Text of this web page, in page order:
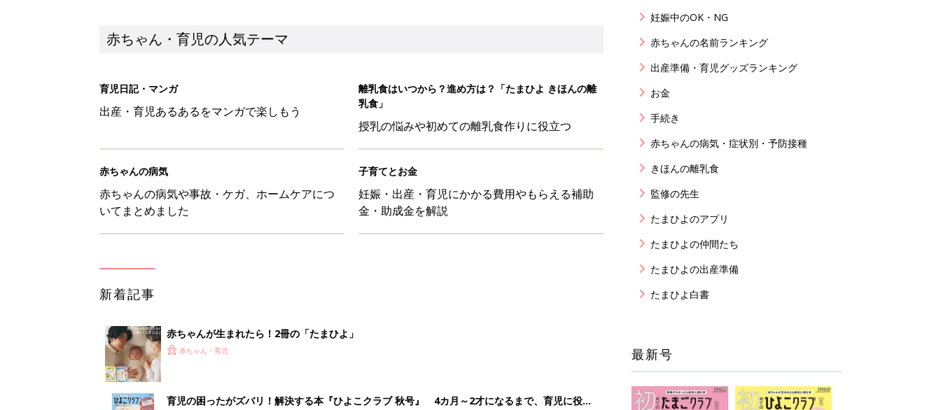
赤ちゃん・育児の人気テーマ
育児日記・マンガ
出産・育児あるあるをマンガで楽しもう
離乳食はいつから？進め方は？「たまひよ きほんの離
乳食」
授乳の悩みや初めての離乳食作りに役立つ
赤ちゃんの病気
赤ちゃんの病気や事故・ケガ、ホームケアにつ
いてまとめました
子育てとお金
妊娠・出産・育児にかかる費用やもらえる補助
金・助成金を解説
新着記事
赤ちゃんが生まれたら！2冊の「たまひよ」
赤ちゃん・育児
育児の困ったがズバリ！解決する本『ひよこクラブ 秋号』 4カ月～2才になるまで、育児に役立
妊娠中のOK・NG
赤ちゃんの名前ランキング
出産準備・育児グッズランキング
お金
手続き
赤ちゃんの病気・症状別・予防接種
きほんの離乳食
監修の先生
たまひよのアプリ
たまひよの仲間たち
たまひよの出産準備
たまひよ白書
最新号